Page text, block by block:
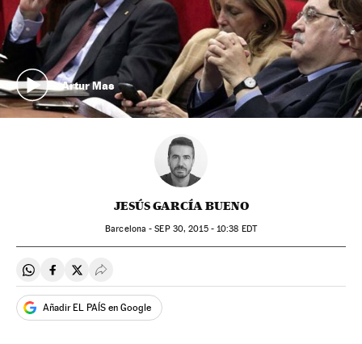
Artur Mas
JESÚS GARCÍA BUENO
Barcelona -SEP30, 2015 - 10:38 EDT
Compartir en Whatsapp
Compartir en Facebook
Compartir en Twitter
Desplegar Redes Sociales
Añadir EL PAÍS en Google